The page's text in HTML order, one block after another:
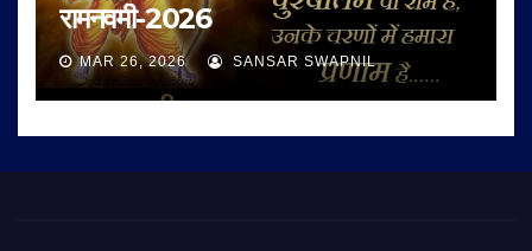
रामनवमी-2026
MAR 26, 2026 SANSAR SWAPNIL